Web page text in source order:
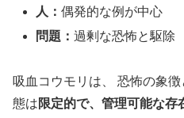
人：偶発的な例が中心
問題：過剰な恐怖と駆除
吸血コウモリは、 恐怖の象
態は限定的で、管理可能な存